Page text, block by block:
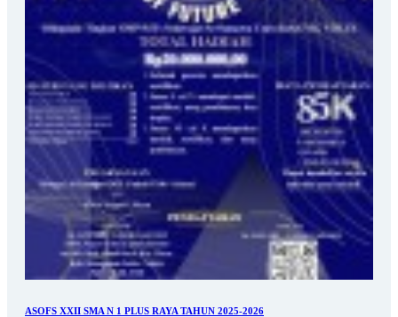
ASOFS XXII SMA N 1 PLUS RAYA TAHUN 2025-2026